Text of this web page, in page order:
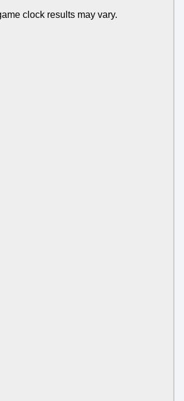
clock results may vary.